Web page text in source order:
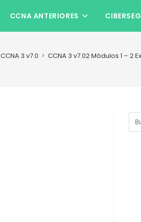
CCNA ANTERIORES
CCNA 3 v7.0 > CCNA 3 v7.02 Módulos 1 – 2